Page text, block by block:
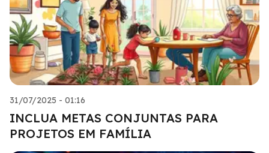
31/07/2025 - 01:16
INCLUA METAS CONJUNTAS PARA
PROJETOS EM FAMÍLIA